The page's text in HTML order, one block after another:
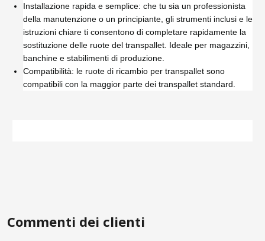
Installazione rapida e semplice: che tu sia un professionista
della manutenzione o un principiante, gli strumenti inclusi e le
istruzioni chiare ti consentono di completare rapidamente la
sostituzione delle ruote del transpallet. Ideale per magazzini,
banchine e stabilimenti di produzione.
Compatibilità: le ruote di ricambio per transpallet sono
compatibili con la maggior parte dei transpallet standard.
Commenti dei clienti